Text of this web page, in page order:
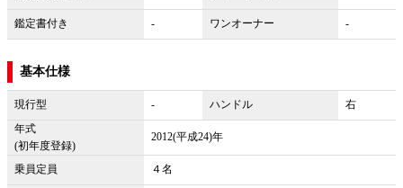
鑑定書付き - ワンオーナー -
基本仕様
現行型 - ハンドル
右
年式
(初年度登録)
2012(平成24)年
乗員定員 ４名